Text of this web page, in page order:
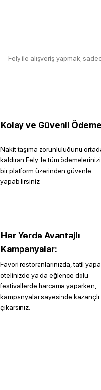
Fely ile alışveriş yapmak,
Kolay ve Güvenli
Nakit taşıma zorunluluğunu
kaldıran Fely ile tüm
bir platform üzerinden güvenle
yapabilirsiniz.
Her Yerde Avantajlı
Kampanyalar:
Favori restoranlarınızda, tatil
otelinizde ya da eğlence dolu
festivallerde harcama yaparken,
kampanyalar sayesinde kazançlı
çıkarsınız.